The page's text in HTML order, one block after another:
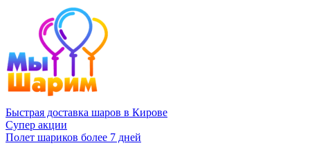
Быстрая доставка шаров в Кирове
Супер акции
Полет шариков более 7 дней